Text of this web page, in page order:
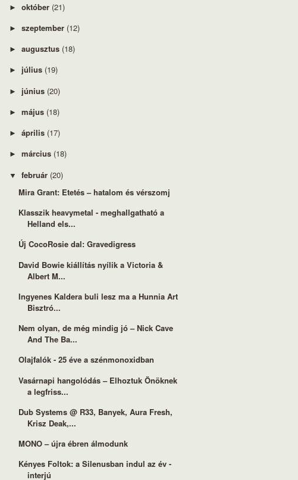
► október (21)
► szeptember (12)
► augusztus (18)
► július (19)
► június (20)
► május (18)
► április (17)
► március (18)
▼ február (20)
Mira Grant: Etetés – hatalom és vérszomj
Klasszik heavymetal - meghallgatható a
Helland els...
Új CocoRosie dal: Gravedigress
David Bowie kiállítás nyílik a Victoria &
Albert M...
Ingyenes Kaldera buli lesz ma a Hunnia Art
Bisztró...
Nem olyan, de még mindig jó – Nick Cave
And The Ba...
Olajfalók - 25 éve a szénmonoxidban
Vasárnapi hangolódás – Elhoztuk Önöknek
a legfriss...
Dub Systems @ R33, Banyek, Aura Fresh,
Krisz Deak,...
MONO – újra ébren álmodunk
Kényes Foltok: a Silenusban indul az év -
interjú